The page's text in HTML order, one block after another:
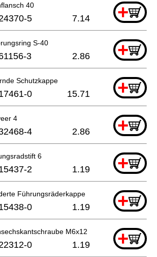
40 +
5 7.14
S-40 +
3 2.86
Schutzkappe +
0 15.71
4 +
4 2.86
6 +
2 1.19
Führungsräderkappe +
0 1.19
M6x12 +
0 1.19